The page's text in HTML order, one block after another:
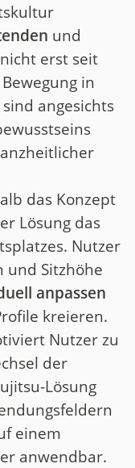
und
erst seit
in
angesichts
das Konzept
Lösung das
Nutzer
und Sitzhöhe
anpassen
kreieren.
Nutzer zu
der
Lösung
einem
anwendbar.